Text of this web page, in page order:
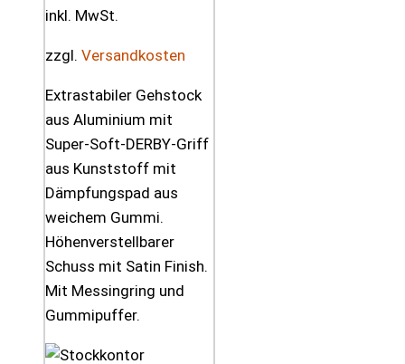
inkl. MwSt.
zzgl. Versandkosten
Extrastabiler Gehstock
aus Aluminium mit
Super-Soft-DERBY-Griff
aus Kunststoff mit
Dämpfungspad aus
weichem Gummi.
Höhenverstellbarer
Schuss mit Satin Finish.
Mit Messingring und
Gummipuffer.